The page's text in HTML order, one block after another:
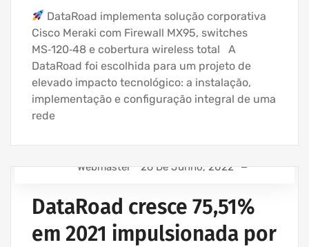
DataRoad implementa solução corporativa
Cisco Meraki com Firewall MX95, switches
MS‑120‑48 e cobertura wireless total A
DataRoad foi escolhida para um projeto de
elevado impacto tecnológico: a instalação,
implementação e configuração integral de uma
rede
ASSISTÊNCIA INFORMÁTICA E SERVIÇOS IT
AVENÇA DE SERVIÇOS INFORMÁTICA
Webmaster 26 De Junho, 2022
DataRoad cresce 75,51%
em 2021 impulsionada por